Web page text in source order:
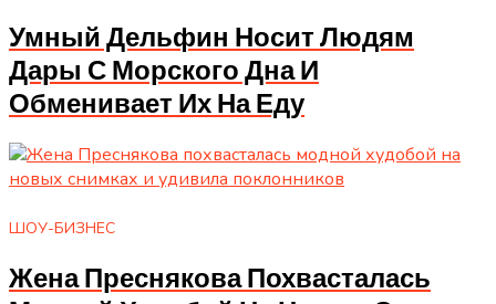
Умный Дельфин Носит Людям
Дары С Морского Дна И
Обменивает Их На Еду
ШОУ-БИЗНЕС
Жена Преснякова Похвасталась